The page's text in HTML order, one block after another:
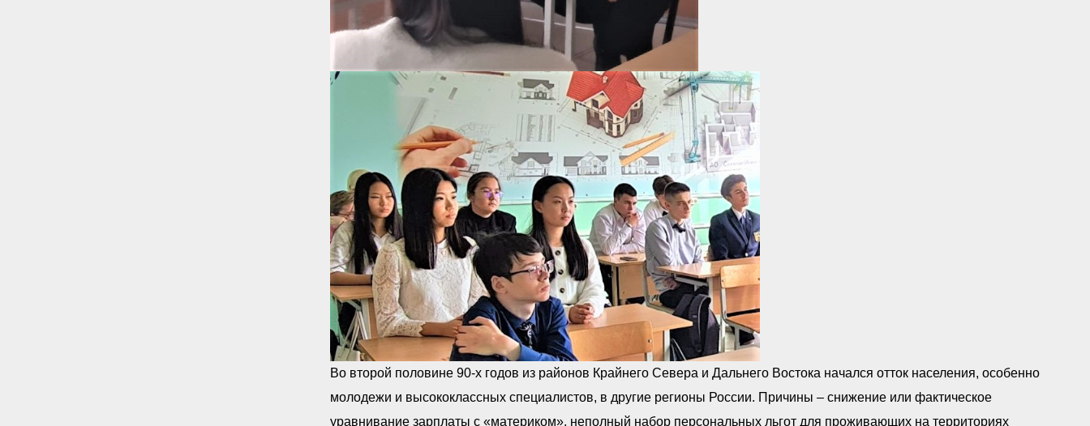
Во второй половине 90-х годов из районов Крайнего Севера и Дальнего Востока начался отток населения, особенно
молодежи и высококлассных специалистов, в другие регионы России. Причины – снижение или фактическое
уравнивание зарплаты с «материком», неполный набор персональных льгот для проживающих на территориях